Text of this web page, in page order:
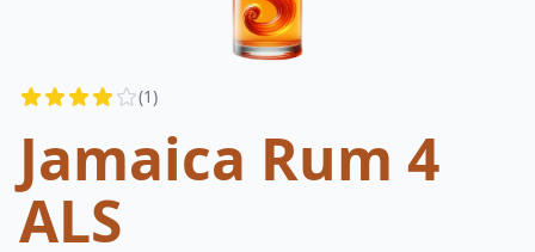
Reviews (1)
Jamaica Rum 4
ALS